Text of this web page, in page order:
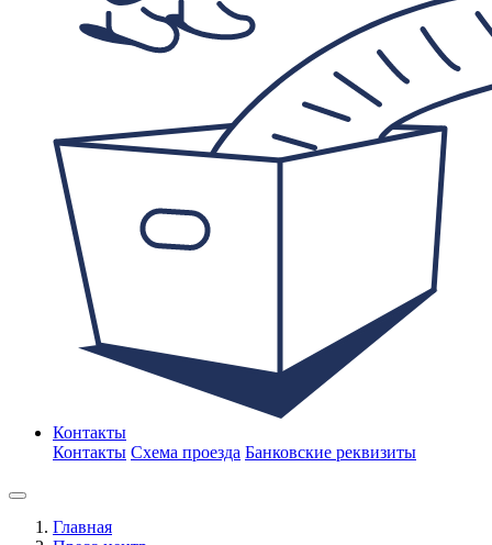
Контакты
Контакты Схема проезда Банковские реквизиты
Главная